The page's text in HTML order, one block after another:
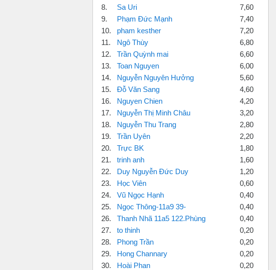
8.
Sa Uri
7,60
9.
Phạm Đức Mạnh
7,40
10.
pham kesther
7,20
11.
Ngô Thùy
6,80
12.
Trần Quỳnh mai
6,60
13.
Toan Nguyen
6,00
14.
Nguyễn Nguyên Hưởng
5,60
15.
Đỗ Văn Sang
4,60
16.
Nguyen Chien
4,20
17.
Nguyễn Thị Minh Châu
3,20
18.
Nguyễn Thu Trang
2,80
19.
Trần Uyên
2,20
20.
Trực BK
1,80
21.
trinh anh
1,60
22.
Duy Nguyễn Đức Duy
1,20
23.
Học Viên
0,60
24.
Vũ Ngọc Hạnh
0,40
25.
Ngọc Thông-11a9 39-
0,40
26.
Thanh Nhã 11a5 122.Phùng
0,40
27.
to thinh
0,20
28.
Phong Trần
0,20
29.
Hong Channary
0,20
30.
Hoài Phan
0,20